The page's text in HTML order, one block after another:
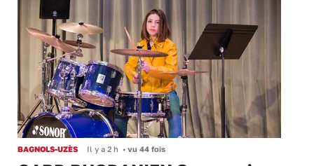
BAGNOLS-UZÈS Il y a 2 h • vu 44 fois